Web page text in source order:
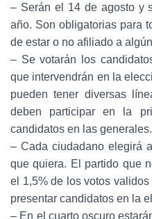
– Serán el 14 de agosto y
año. Son obligatorias para
de estar o no afiliado a
– Se votarán los
que intervendrán en la
pueden tener diversas
deben participar en la
candidatos en las generales.
– Cada ciudadano elegirá
que quiera. El partido que
el 1,5% de los votos
presentar candidatos en la
– En el cuarto oscuro